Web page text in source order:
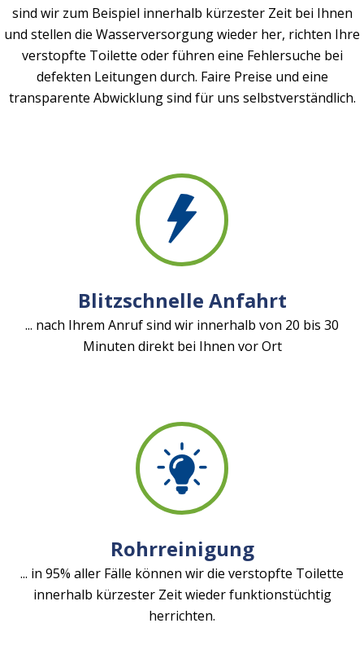
sind wir zum Beispiel innerhalb kürzester Zeit bei Ihnen
und stellen die Wasserversorgung wieder her, richten Ihre
verstopfte Toilette oder führen eine Fehlersuche bei
defekten Leitungen durch. Faire Preise und eine
transparente Abwicklung sind für uns selbstverständlich.
Blitzschnelle Anfahrt
... nach Ihrem Anruf sind wir innerhalb von 20 bis 30
Minuten direkt bei Ihnen vor Ort
Rohrreinigung
... in 95% aller Fälle können wir die verstopfte Toilette
innerhalb kürzester Zeit wieder funktionstüchtig
herrichten.